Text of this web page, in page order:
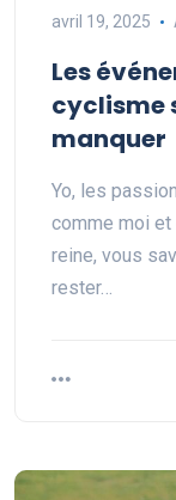
avril 19, 2025
Les
cyclisme
manquer
Yo, les
comme moi
reine, vous
rester…